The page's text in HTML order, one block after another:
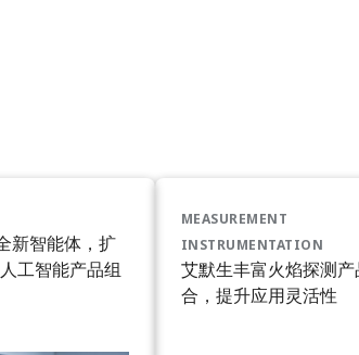
新智能体，扩
工智能产品组
MEASUREMENT
INSTRUMENTATION
艾默生丰富火焰探测产
合，提升应用灵活性